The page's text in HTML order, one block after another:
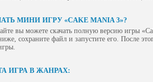
МИНИ ИГРУ «CAKE MANIA 3»?
вы можете скачать полную версию игры
сохраните файл и запустите его. После
ИГРА В ЖАНРАХ: